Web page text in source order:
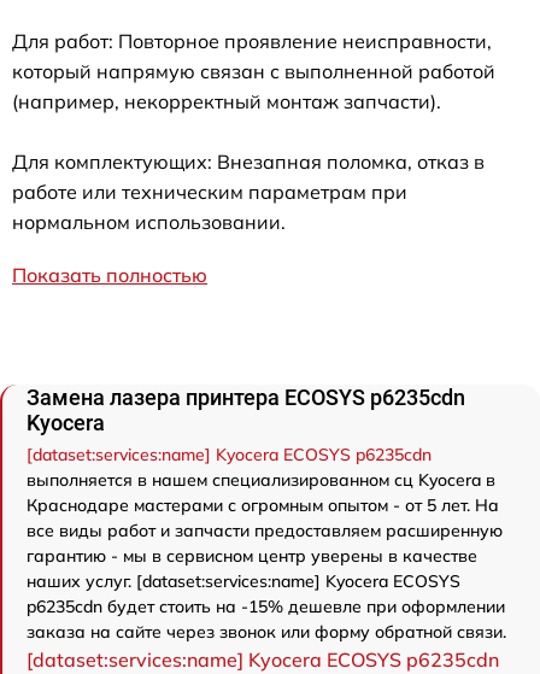
Для работ: Повторное проявление неисправности,
который напрямую связан с выполненной работой
(например, некорректный монтаж запчасти).
Для комплектующих: Внезапная поломка, отказ в
работе или техническим параметрам при
нормальном использовании.
Показать полностью
Замена лазера принтера ECOSYS p6235cdn
Kyocera
[dataset:services:name] Kyocera ECOSYS p6235cdn
выполняется в нашем специализированном сц Kyocera в
Краснодаре мастерами с огромным опытом - от 5 лет. На
все виды работ и запчасти предоставляем расширенную
гарантию - мы в сервисном центр уверены в качестве
наших услуг. [dataset:services:name] Kyocera ECOSYS
p6235cdn будет стоить на -15% дешевле при оформлении
заказа на сайте через звонок или форму обратной связи.
[dataset:services:name] Kyocera ECOSYS p6235cdn